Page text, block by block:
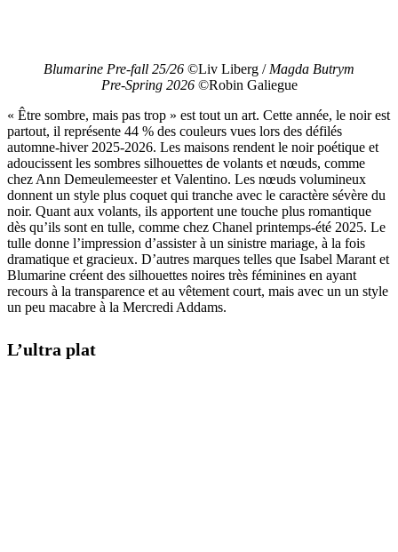
Blumarine Pre-fall 25/26 ©Liv Liberg / Magda Butrym
Pre-Spring 2026 ©Robin Galiegue
« Être sombre, mais pas trop » est tout un art. Cette année, le noir est
partout, il représente 44 % des couleurs vues lors des défilés
automne-hiver 2025-2026. Les maisons rendent le noir poétique et
adoucissent les sombres silhouettes de volants et nœuds, comme
chez Ann Demeulemeester et Valentino. Les nœuds volumineux
donnent un style plus coquet qui tranche avec le caractère sévère du
noir. Quant aux volants, ils apportent une touche plus romantique
dès qu’ils sont en tulle, comme chez Chanel printemps-été 2025. Le
tulle donne l’impression d’assister à un sinistre mariage, à la fois
dramatique et gracieux. D’autres marques telles que Isabel Marant et
Blumarine créent des silhouettes noires très féminines en ayant
recours à la transparence et au vêtement court, mais avec un un style
un peu macabre à la Mercredi Addams.
L’ultra plat